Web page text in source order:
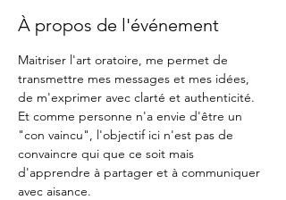
À propos de l'événement
Maitriser l'art oratoire, me permet de
transmettre mes messages et mes idées,
de m'exprimer avec clarté et authenticité.
Et comme personne n'a envie d'être un
"con vaincu", l'objectif ici n'est pas de
convaincre qui que ce soit mais
d'apprendre à partager et à communiquer
avec aisance.